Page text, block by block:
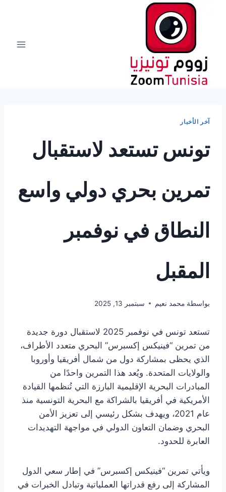
آخر الأخبار
تونس تستعد لاستقبال
تمرين بحري دولي واسع
النطاق في نوفمبر
المقبل
بواسطة محمد نعيم سبتمبر 13, 2025
تستعد تونس في نوفمبر 2025 لاستقبال دورة جديدة
من تمرين “فينيكس إكسبرس” البحري متعدد الأطراف،
الذي يحظى بمشاركة دول من شمال أفريقيا وأوروبا
والولايات المتحدة. ويُعد هذا التمرين واحدًا من
المبادرات البحرية الإقليمية البارزة التي تُنظمها القيادة
الأمريكية في أفريقيا بالشراكة مع البحرية التونسية منذ
عام 2021، ويهدف بشكل رئيسي إلى تعزيز الأمن
البحري وضمان التعاون الدولي في مواجهة التهديدات
العابرة للحدود.
ويأتي تمرين “فينيكس إكسبرس” في إطار سعي الدول
المشاركة إلى رفع قدراتها العملياتية وتبادل الخبرات في